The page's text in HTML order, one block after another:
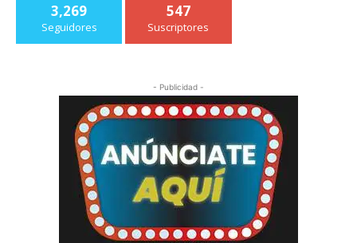
3,269
Seguidores
547
Suscriptores
- Publicidad -